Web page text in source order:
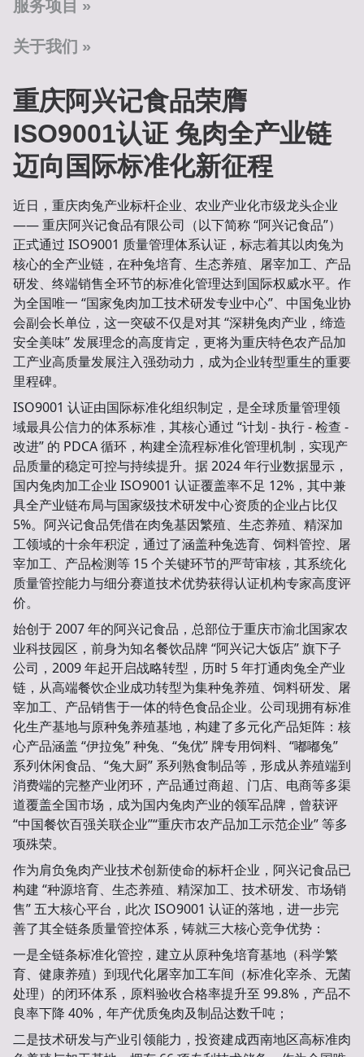
服务项目
关于我们
重庆阿兴记食品荣膺
ISO9001认证 兔肉全产业链
迈向国际标准化新征程
近日，重庆肉兔产业标杆企业、农业产业化市级龙头企业
—— 重庆阿兴记食品有限公司（以下简称 “阿兴记食品”）
正式通过 ISO9001 质量管理体系认证，标志着其以肉兔为
核心的全产业链，在种兔培育、生态养殖、屠宰加工、产品
研发、终端销售全环节的标准化管理达到国际权威水平。作
为全国唯一 “国家兔肉加工技术研发专业中心”、中国兔业协
会副会长单位，这一突破不仅是对其 “深耕兔肉产业，缔造
安全美味” 发展理念的高度肯定，更将为重庆特色农产品加
工产业高质量发展注入强劲动力，成为企业转型重生的重要
里程碑。
ISO9001 认证由国际标准化组织制定，是全球质量管理领
域最具公信力的体系标准，其核心通过 “计划 - 执行 - 检查 -
改进” 的 PDCA 循环，构建全流程标准化管理机制，实现产
品质量的稳定可控与持续提升。据 2024 年行业数据显示，
国内兔肉加工企业 ISO9001 认证覆盖率不足 12%，其中兼
具全产业链布局与国家级技术研发中心资质的企业占比仅
5%。阿兴记食品凭借在肉兔基因繁殖、生态养殖、精深加
工领域的十余年积淀，通过了涵盖种兔选育、饲料管控、屠
宰加工、产品检测等 15 个关键环节的严苛审核，其系统化
质量管控能力与细分赛道技术优势获得认证机构专家高度评
价。
始创于 2007 年的阿兴记食品，总部位于重庆市渝北国家农
业科技园区，前身为知名餐饮品牌 “阿兴记大饭店” 旗下子
公司，2009 年起开启战略转型，历时 5 年打通肉兔全产业
链，从高端餐饮企业成功转型为集种兔养殖、饲料研发、屠
宰加工、产品销售于一体的特色食品企业。公司现拥有标准
化生产基地与原种兔养殖基地，构建了多元化产品矩阵：核
心产品涵盖 “伊拉兔” 种兔、“兔优” 牌专用饲料、“嘟嘟兔”
系列休闲食品、“兔大厨” 系列熟食制品等，形成从养殖端到
消费端的完整产业闭环，产品通过商超、门店、电商等多渠
道覆盖全国市场，成为国内兔肉产业的领军品牌，曾获评
“中国餐饮百强关联企业”“重庆市农产品加工示范企业” 等多
项殊荣。
作为肩负兔肉产业技术创新使命的标杆企业，阿兴记食品已
构建 “种源培育、生态养殖、精深加工、技术研发、市场销
售” 五大核心平台，此次 ISO9001 认证的落地，进一步完
善了其全链条质量管控体系，铸就三大核心竞争优势：
一是全链条标准化管控，建立从原种兔培育基地（科学繁
育、健康养殖）到现代化屠宰加工车间（标准化宰杀、无菌
处理）的闭环体系，原料验收合格率提升至 99.8%，产品不
良率下降 40%，年产优质兔肉及制品达数千吨；
二是技术研发与产业引领能力，投资建成西南地区高标准肉